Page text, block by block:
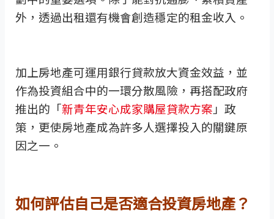
外，透過出租還有機會創造穩定的租金收入。
加上房地產可運用銀行貸款放大資金效益，並
作為投資組合中的一環分散風險，再搭配政府
推出的「新青年安心成家購屋貸款方案 」政
策，更使房地產成為許多人選擇投入的關鍵原
因之一。
如何評估自己是否適合投資房地產？